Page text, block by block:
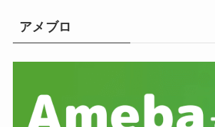
アメブロ